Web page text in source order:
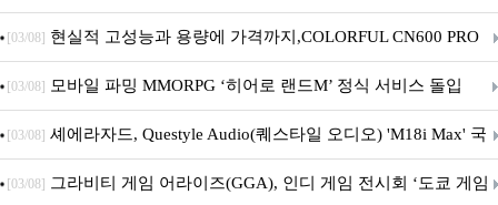
브랜드데이 기획전 진행
[03/08] 현실적 고성능과 용량에 가격까지,COLORFUL CN600 PRO
M.2 NVMe 디앤디컴 1TB
[03/08] 모바일 파밍 MMORPG ‘히어로 랜드M’ 정식 서비스 돌입
[03/08] 셰에라자드, Questyle Audio(퀘스타일 오디오) 'M18i Max' 국
내 정식 출시
[03/08] 그라비티 게임 어라이즈(GGA), 인디 게임 전시회 ‘도쿄 게임